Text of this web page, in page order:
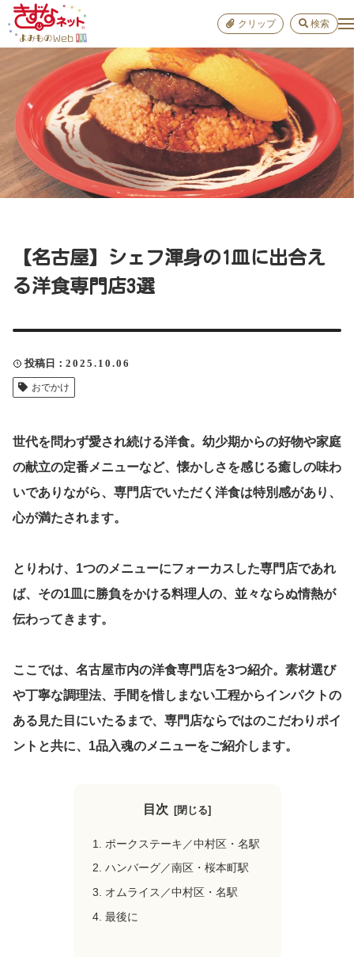
【名古屋】シェフ渾身の1皿に出合え
る洋食専門店3選
投稿日 2025.10.06
おでかけ
世代を問わず愛され続ける洋食。幼少期からの好物や家庭
の献立の定番メニューなど、懐かしさを感じる癒しの味わ
いでありながら、専門店でいただく洋食は特別感があり、
心が満たされます。
とりわけ、1つのメニューにフォーカスした専門店であれ
ば、その1皿に勝負をかける料理人の、並々ならぬ情熱が
伝わってきます。
ここでは、名古屋市内の洋食専門店を3つ紹介。素材選び
や丁寧な調理法、手間を惜しまない工程からインパクトの
ある見た目にいたるまで、専門店ならではのこだわりポイ
ントと共に、1品入魂のメニューをご紹介します。
目次
ポークステーキ／中村区・名駅
ハンバーグ／南区・桜本町駅
オムライス／中村区・名駅
最後に
クリップ 検索
お出
雑学
おすすめ
学び
進路
感想・声を送る